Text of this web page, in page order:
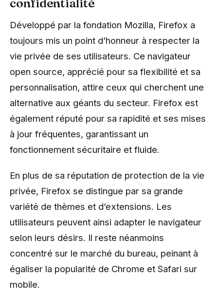
confidentialité
Développé par la fondation Mozilla, Firefox a
toujours mis un point d’honneur à respecter la
vie privée de ses utilisateurs. Ce navigateur
open source, apprécié pour sa flexibilité et sa
personnalisation, attire ceux qui cherchent une
alternative aux géants du secteur. Firefox est
également réputé pour sa rapidité et ses mises
à jour fréquentes, garantissant un
fonctionnement sécuritaire et fluide.
En plus de sa réputation de protection de la vie
privée, Firefox se distingue par sa grande
variété de thèmes et d’extensions. Les
utilisateurs peuvent ainsi adapter le navigateur
selon leurs désirs. Il reste néanmoins
concentré sur le marché du bureau, peinant à
égaliser la popularité de Chrome et Safari sur
mobile.